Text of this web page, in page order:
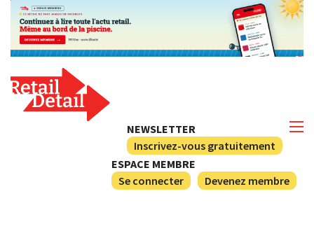
NEWSLETTER
Inscrivez-vous gratuitement
ESPACE MEMBRE
Se connecter
Devenez membre